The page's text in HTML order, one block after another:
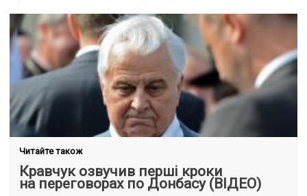
Читайте також
Кравчук озвучив перші кроки
на переговорах по Донбасу (ВІДЕО)